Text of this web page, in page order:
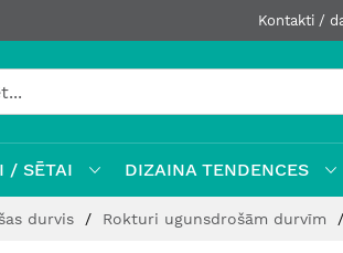
Kontakti /
/ SĒTAI DIZAINA TENDENCES
durvis Rokturi ugunsdrošām durvīm